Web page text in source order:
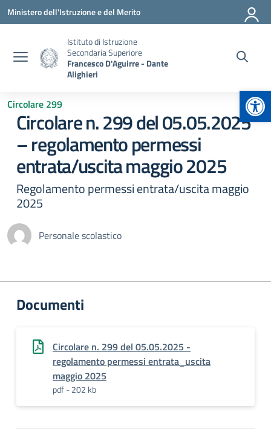
Vai ai contenuti
Vai al menu di navigazione
Vai al footer
Ministero dell'Istruzione e del Merito
Istituto di Istruzione
Secondaria Superiore
Francesco D'Aguirre - Dante
Alighieri
Circolare 299
Circolare n. 299 del 05.05.2025
– regolamento permessi
entrata/uscita maggio 2025
Regolamento permessi entrata/uscita maggio
2025
Personale scolastico
Documenti
Circolare n. 299 del 05.05.2025 -
regolamento permessi entrata_uscita
maggio 2025
pdf - 202 kb